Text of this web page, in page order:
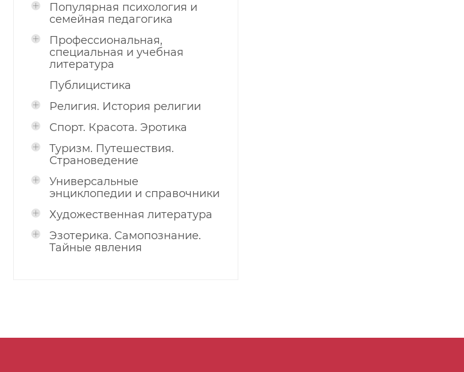
Популярная психология и
семейная педагогика
Профессиональная,
специальная и учебная
литература
Публицистика
Религия. История религии
Спорт. Красота. Эротика
Туризм. Путешествия.
Страноведение
Универсальные
энциклопедии и справочники
Художественная литература
Эзотерика. Самопознание.
Тайные явления